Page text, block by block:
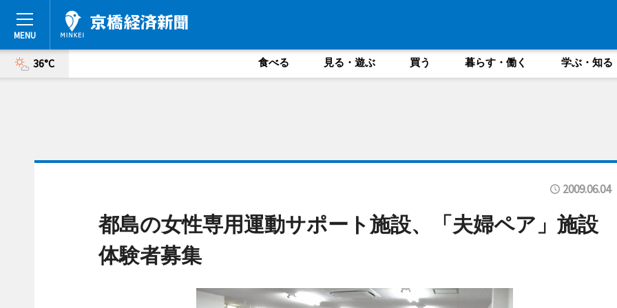
36°C 食べる 見る・遊ぶ 買う 暮らす・働く 学ぶ・知る
2009.06.04
都島の女性専用運動サポート施設、「夫婦ペア」施設
体験者募集